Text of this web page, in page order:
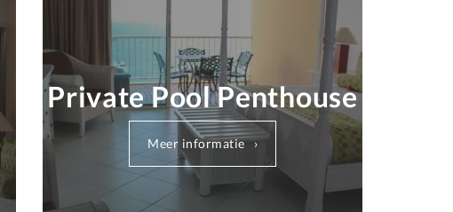
Private Pool Penthouse
Meer informatie